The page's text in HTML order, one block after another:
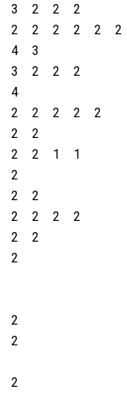
3 2 2
2
2 2 2 2 2
2
4
3
3 2 2
2
4
2 2 2 2
2
2
2
2 2 1
1
2
2
2
2 2 2
2
2
2
2
2
2
2